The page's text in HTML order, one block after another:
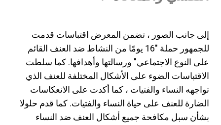
إلى جانب الصور ، تضمن المعرض اقتباسات قدمت
للجمهور حملة "16 يومًا من النشاط ضد العنف القائم
على النوع الاجتماعي" ورسالتها وأهدافها. كما سلطت
الاقتباسات الضوء على الأشكال المختلفة للعنف الذي
تواجهه النساء والفتيات ، كما أكدت على الانعكاسات
الضارة للعنف على حياة النساء والفتيات. كما قدم حلولا
بشأن سبل مكافحة جميع أشكال العنف ضد النساء